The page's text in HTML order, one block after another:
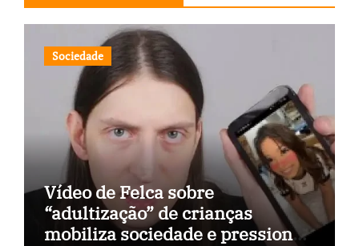
Sociedade
Vídeo de Felca sobre
“adultização” de crianças
mobiliza sociedade e pressiona